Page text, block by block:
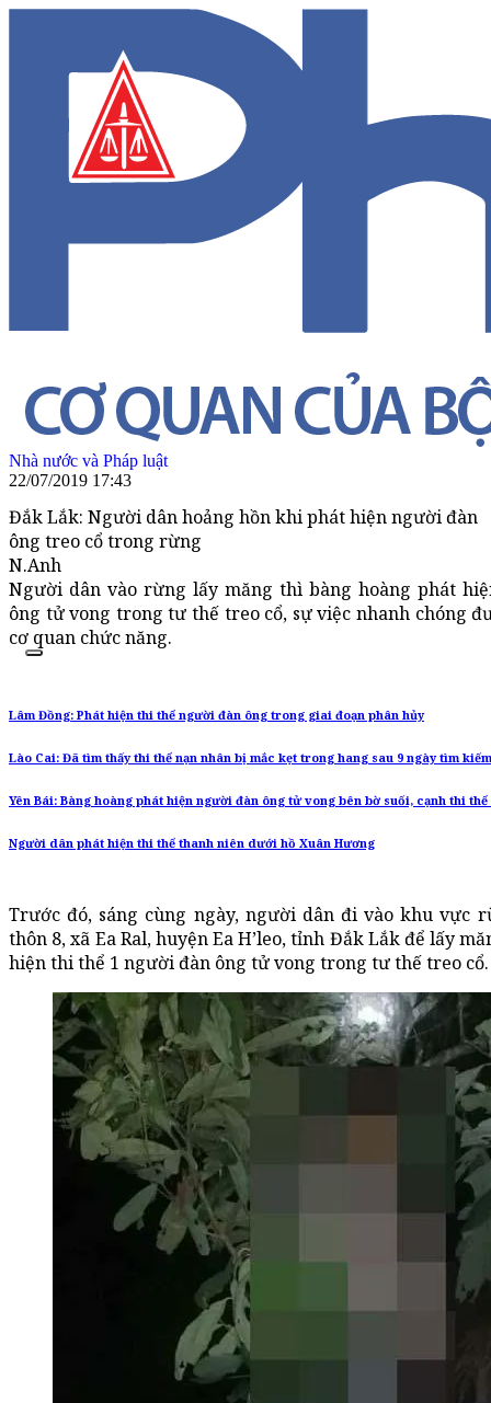
Nhà nước và Pháp luật
22/07/2019 17:43
Đắk Lắk: Người dân hoảng hồn khi phát hiện người đàn
ông treo cổ trong rừng
N.Anh
Người dân vào rừng lấy măng thì bàng hoàng phát
ông tử vong trong tư thế treo cổ, sự việc nhanh chóng
cơ quan chức năng.
Lâm Đồng: Phát hiện thi thể người đàn ông trong giai đoạn phân hủy
Lào Cai: Đã tìm thấy thi thể nạn nhân bị mắc kẹt trong hang sau 9 ngày tìm kiếm
Yên Bái: Bàng hoàng phát hiện người đàn ông tử vong bên bờ suối, cạnh thi
Người dân phát hiện thi thể thanh niên dưới hồ Xuân Hương
Trước đó, sáng cùng ngày, người dân đi vào khu vực
thôn 8, xã Ea Ral, huyện Ea H’leo, tỉnh Đắk Lắk để lấy
hiện thi thể 1 người đàn ông tử vong trong tư thế treo cổ.